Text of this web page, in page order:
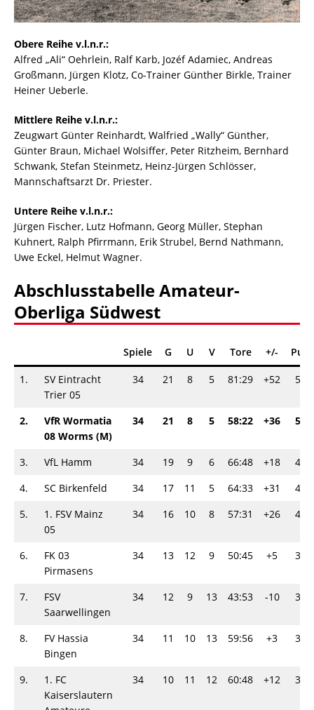
Obere Reihe v.l.n.r.:
Alfred „Ali“ Oehrlein, Ralf Karb, Jozéf Adamiec, Andreas
Großmann, Jürgen Klotz, Co-Trainer Günther Birkle, Trainer
Heiner Ueberle.
Mittlere Reihe v.l.n.r.:
Zeugwart Günter Reinhardt, Walfried „Wally“ Günther,
Günter Braun, Michael Wolsiffer, Peter Ritzheim, Bernhard
Schwank, Stefan Steinmetz, Heinz-Jürgen Schlösser,
Mannschaftsarzt Dr. Priester.
Untere Reihe v.l.n.r.:
Jürgen Fischer, Lutz Hofmann, Georg Müller, Stephan
Kuhnert, Ralph Pfirrmann, Erik Strubel, Bernd Nathmann,
Uwe Eckel, Helmut Wagner.
Abschlusstabelle Amateur-
Oberliga Südwest
Spiele G U V Tore +/-
1.
SV Eintracht
Trier 05
34 21 8 5 81:29 +52 50-
2.
VfR Wormatia
08 Worms (M)
34 21 8 5 58:22 +36 50-
3. VfL Hamm 34 19 9 6 66:48 +18
47-
4.
SC Birkenfeld 34 17 11 5 64:33 +31
45-
5.
1. FSV Mainz
05
34 16 10 8 57:31 +26 42-
6.
FK 03
Pirmasens
34 13 12 9 50:45 +5 38-
7.
FSV
Saarwellingen
34 12 9 13 43:53 -10 33-
8.
FV Hassia
Bingen
34 11 10 13 59:56 +3 32-
9.
1. FC
Kaiserslautern
34 10 11 12 60:48 +12 31-